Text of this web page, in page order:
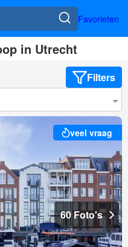
Favorieten
in Utrecht
Filters
veel vraag
60 Foto's